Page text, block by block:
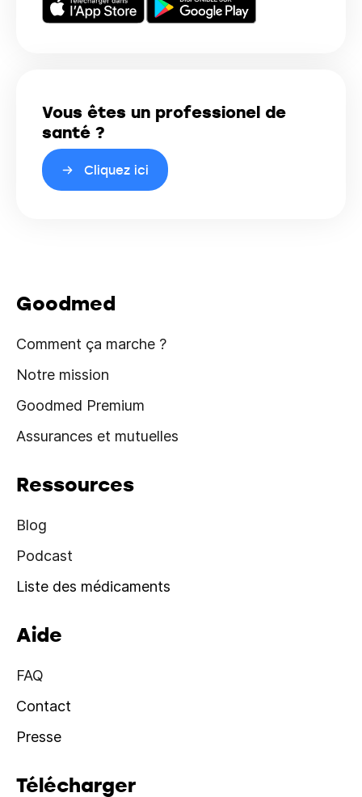
Vous êtes un professionel de
santé ?
Cliquez ici
Goodmed
Comment ça marche ?
Notre mission
Goodmed Premium
Assurances et mutuelles
Ressources
Blog
Podcast
Liste des médicaments
Aide
FAQ
Contact
Presse
Télécharger